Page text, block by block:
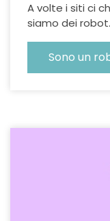
A volte i siti ci
siamo dei
Sono un